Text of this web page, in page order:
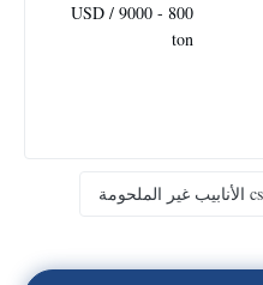
800 - 9000 USD /
ton